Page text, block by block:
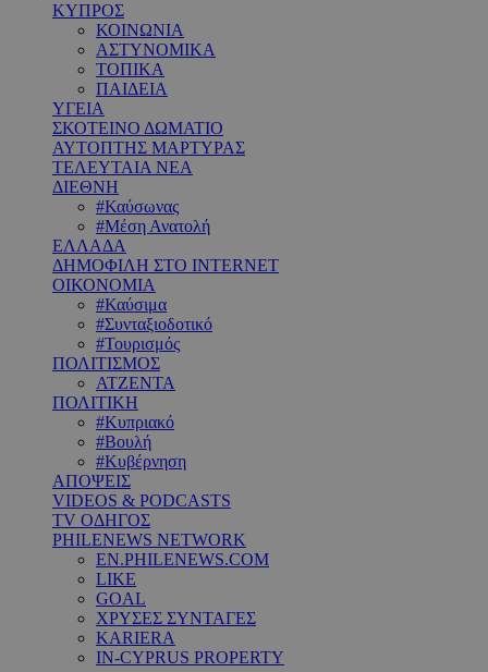
ΚΥΠΡΟΣ
ΚΟΙΝΩΝΙΑ
ΑΣΤΥΝΟΜΙΚΑ
ΤΟΠΙΚΑ
ΠΑΙΔΕΙΑ
ΥΓΕΙΑ
ΣΚΟΤΕΙΝΟ ΔΩΜΑΤΙΟ
ΑΥΤΟΠΤΗΣ ΜΑΡΤΥΡΑΣ
ΤΕΛΕΥΤΑΙΑ ΝΕΑ
ΔΙΕΘΝΗ
#Καύσωνας
#Μέση Ανατολή
ΕΛΛΑΔΑ
ΔΗΜΟΦΙΛΗ ΣΤΟ INTERNET
ΟΙΚΟΝΟΜΙΑ
#Καύσιμα
#Συνταξιοδοτικό
#Τουρισμός
ΠΟΛΙΤΙΣΜΟΣ
ΑΤΖΕΝΤΑ
ΠΟΛΙΤΙΚΗ
#Κυπριακό
#Βουλή
#Κυβέρνηση
ΑΠΟΨΕΙΣ
VIDEOS & PODCASTS
TV ΟΔΗΓΟΣ
PHILENEWS NETWORK
EN.PHILENEWS.COM
LIKE
GOAL
ΧΡΥΣΕΣ ΣΥΝΤΑΓΕΣ
KARIERA
IN-CYPRUS PROPERTY